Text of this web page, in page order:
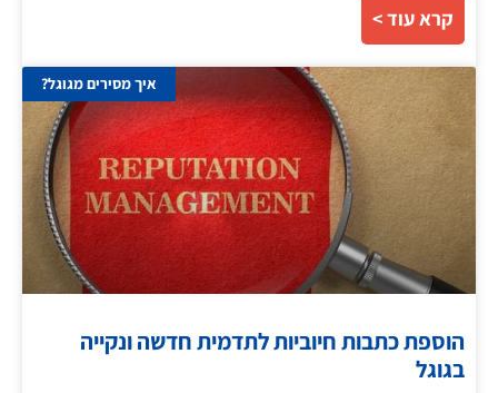
קרא עוד >
איך מסירים מגוגל?
הוספת כתבות חיוביות לתדמית חדשה ונקייה
בגוגל